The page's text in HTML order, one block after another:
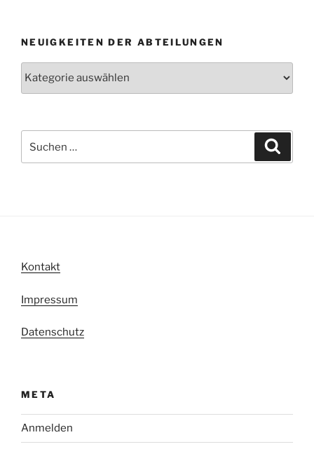
NEUIGKEITEN DER ABTEILUNGEN
nach:
Kontakt
Impressum
Datenschutz
META
Anmelden